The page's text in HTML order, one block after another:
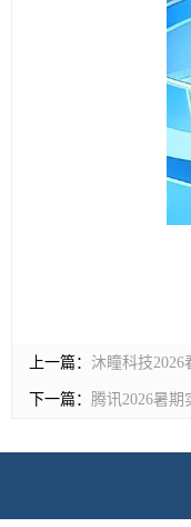
上一篇： 沐瞳科技
下一篇： 腾讯2026暑期